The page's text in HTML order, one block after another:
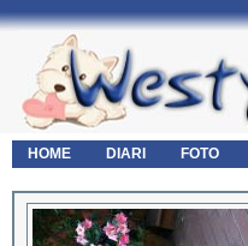
HOME DIARI FOTO